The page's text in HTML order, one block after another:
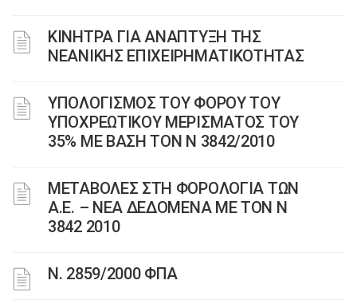
ΚΙΝΗΤΡΑ ΓΙΑ ΑΝΑΠΤΥΞΗ ΤΗΣ
ΝΕΑΝΙΚΗΣ ΕΠΙΧΕΙΡΗΜΑΤΙΚΟΤΗΤΑΣ
ΥΠΟΛΟΓΙΣΜΟΣ ΤΟΥ ΦΟΡΟΥ ΤΟΥ
ΥΠΟΧΡΕΩΤΙΚΟΥ ΜΕΡΙΣΜΑΤΟΣ ΤΟΥ
35% ΜΕ ΒΑΣΗ ΤΟΝ Ν 3842/2010
ΜΕΤΑΒΟΛΕΣ ΣΤΗ ΦΟΡΟΛΟΓΙΑ ΤΩΝ
Α.Ε. – ΝΕΑ ΔΕΔΟΜΕΝΑ ME TON N
3842 2010
Ν. 2859/2000 ΦΠΑ